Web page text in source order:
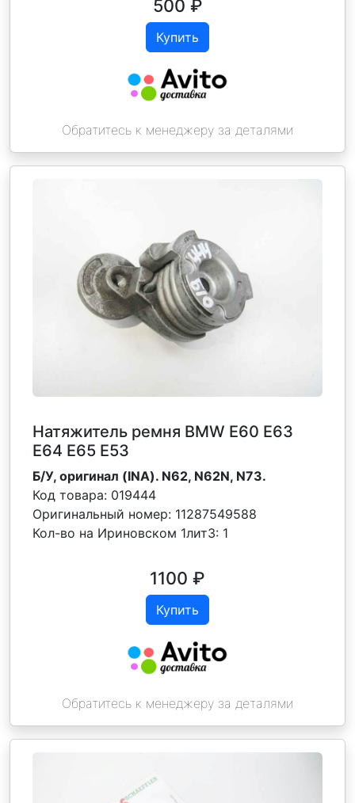
500 ₽
Купить
Обратитесь к менеджеру за деталями
Натяжитель ремня BMW Е60 Е63
E64 Е65 Е53
Б/У, оригинал (INA). N62, N62N, N73.
Код товара: 019444
Оригинальный номер: 11287549588
Кол-во на Ириновском 1лит3: 1
1100 ₽
Купить
Обратитесь к менеджеру за деталями